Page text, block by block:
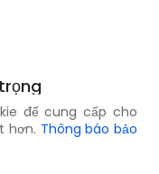
để cung cấp cho
hơn. Thông báo bảo